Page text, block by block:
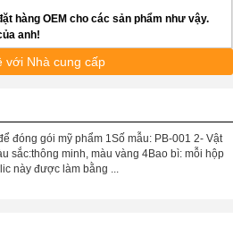
hàng OEM cho các sản phẩm như vậy.
anh!
với Nhà cung cấp
đóng gói mỹ phẩm 1Số mẫu: PB-001 2- Vật
sắc:thông minh, màu vàng 4Bao bì: mỗi hộp
này được làm bằng ...